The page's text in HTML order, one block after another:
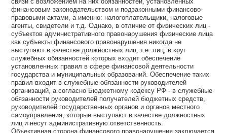
финансовым законодательством и подзаконными финансово-
правовыми актами, а именно: налогоплательщики, налоговые
агенты, свидетели и т.д. Однако, в отличие от физических лиц -
субъектов административного правонарушения физические лица
как субъекты финансового правонарушения никогда не
выступают в качестве должностных лиц, т.е. лиц, в круг
служебных обязанностей которых входит обеспечение
установленных правил в сфере финансовой деятельности
государства и муниципальных образований. Обеспечение таких
правил входит в служебные обязанности руководителей
организаций, а согласно Бюджетному кодексу РФ - в служебные
обязанности руководителей получателей бюджетных средств,
руководителей государственных органов и органов местного
самоуправления, которые выступают в качестве должностных
лиц и несут административную ответственность.
Объективная сторона финансового правонарушения заключается